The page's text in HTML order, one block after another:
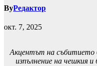
ByРедактор
окт. 7, 2025
Акцентът на събитието
изпълнение на чешкия и